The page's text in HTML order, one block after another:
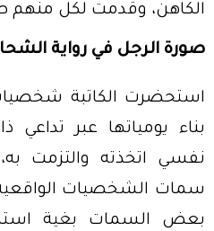
الكاهن، وقدمت لكل منهم
صورة الرجل في رواية
استحضرت الكاتبة
بناء يومياتها عبر تداعي
نفسي اتخذته والتزمت
سمات الشخصيات الواقعية
بعض السمات بغية